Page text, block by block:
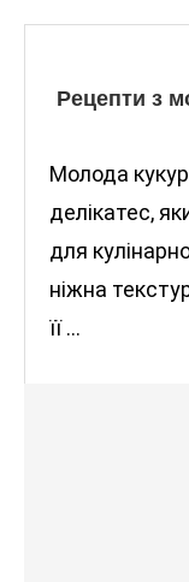
Рецепти з
Молода
делікатес,
для
ніжна
її …